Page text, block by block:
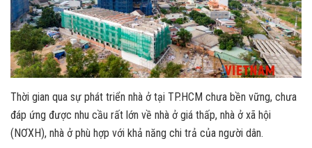
Thời gian qua sự phát triển nhà ở tại TP.HCM chưa bền vững, chưa
đáp ứng được nhu cầu rất lớn về nhà ở giá thấp, nhà ở xã hội
(NƠXH), nhà ở phù hợp với khả năng chi trả của người dân.